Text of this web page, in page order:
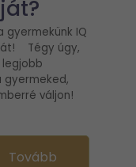
gyermekünk IQ
Tégy úgy,
gyermeked,
váljon!
Tovább